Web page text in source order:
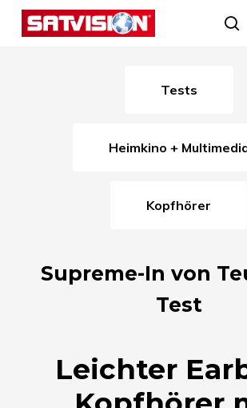
Skip
Tests
Heimkino +
Kopfhörer
Supreme-In von
Test
Leichter